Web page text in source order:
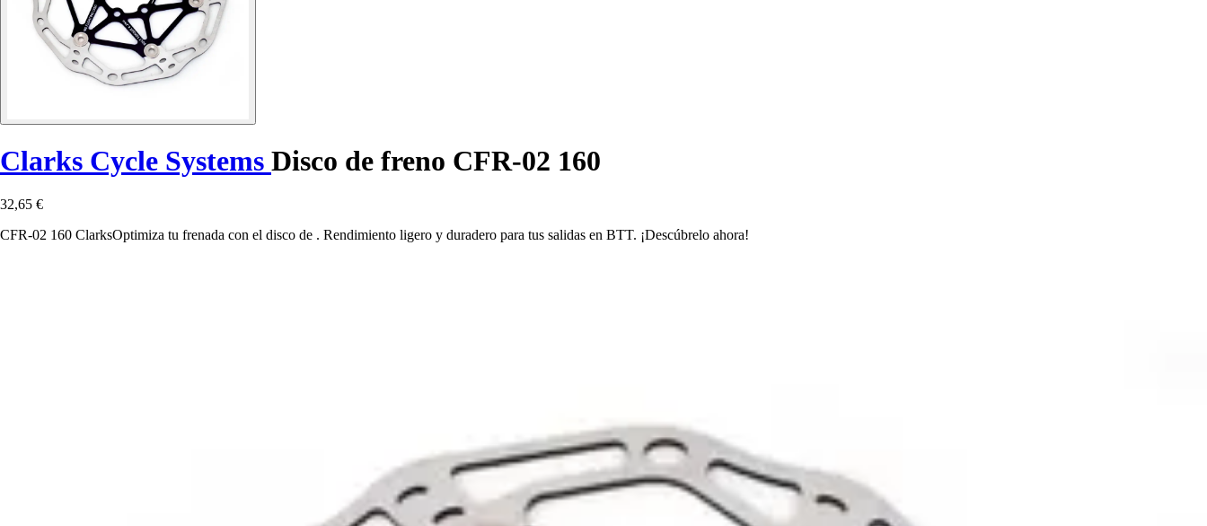
Clarks Cycle Systems Disco de freno CFR-02 160
32,65 €
CFR-02 160 ClarksOptimiza tu frenada con el disco de . Rendimiento ligero y duradero para tus salidas en BTT. ¡Descúbrelo ahora!